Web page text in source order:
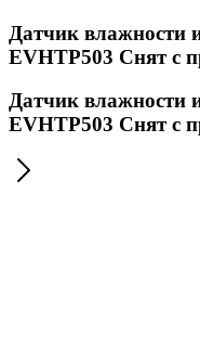
Датчик влажности
EVHTP503 Снят с
Датчик влажности
EVHTP503 Снят с